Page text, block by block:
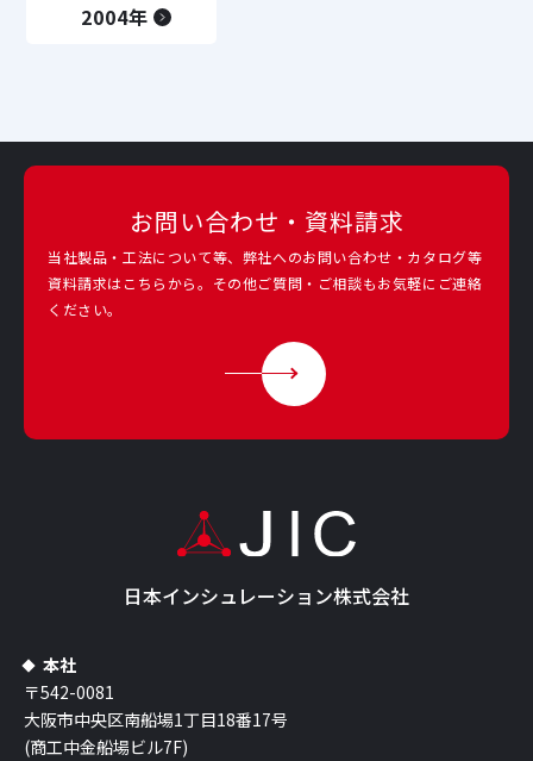
2004年
お問い合わせ・資料請求
当社製品・工法について等、弊社へのお問い合わせ・カタログ等
資料請求はこちらから。その他ご質問・ご相談もお気軽にご連絡
ください。
日本インシュレーション株式会社
本社
〒542-0081
大阪市中央区南船場1丁目18番17号
(商工中金船場ビル7F)